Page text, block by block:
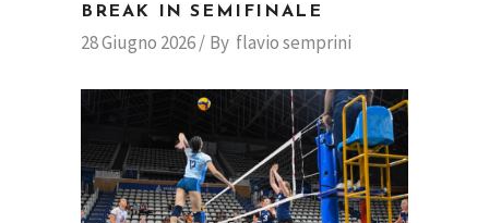
BREAK IN SEMIFINALE
28 Giugno 2026 By flavio semprini